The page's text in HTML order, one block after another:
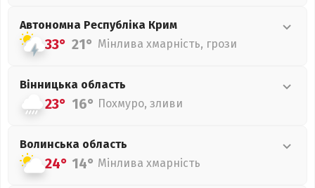
Автономна Республіка Крим
33° 21° Мінлива хмарність, грози
Вінницька область
23° 16° Похмуро, зливи
Волинська область
24° 14° Мінлива хмарність